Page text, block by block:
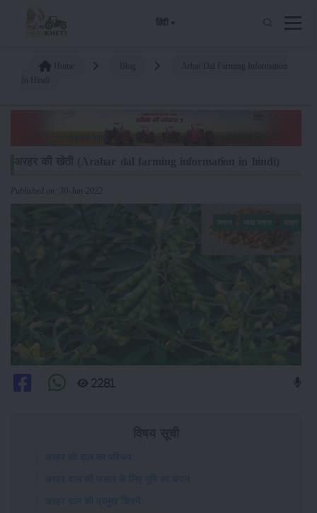
हिंदी
Published on: 30-Jun-2022
2281
अरहर की दाल का परिचय:
अरहर दाल की फसल के लिए भूमि का चयन:
अरहर दाल की प्रमुख किस्में: